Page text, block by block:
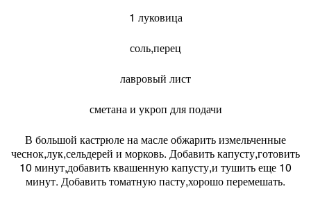
1 луковица
соль,перец
лавровый лист
сметана и укроп для подачи
В большой кастрюле на масле обжарить измельченные
чеснок,лук,сельдерей и морковь. Добавить капусту,готовить
10 минут,добавить квашенную капусту,и тушить еще 10
минут. Добавить томатную пасту,хорошо перемешать.